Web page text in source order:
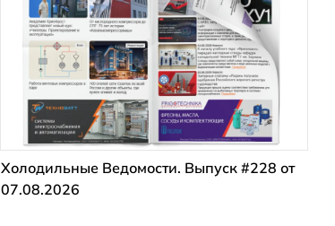
Холодильные Ведомости. Выпуск #228 от
07.08.2026